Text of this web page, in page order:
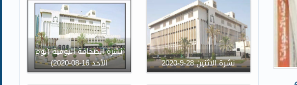
نشرة الصحافة اليومية (يوم
الأحد 16-08-2020)
نشرة الاثنين 28-9-2020